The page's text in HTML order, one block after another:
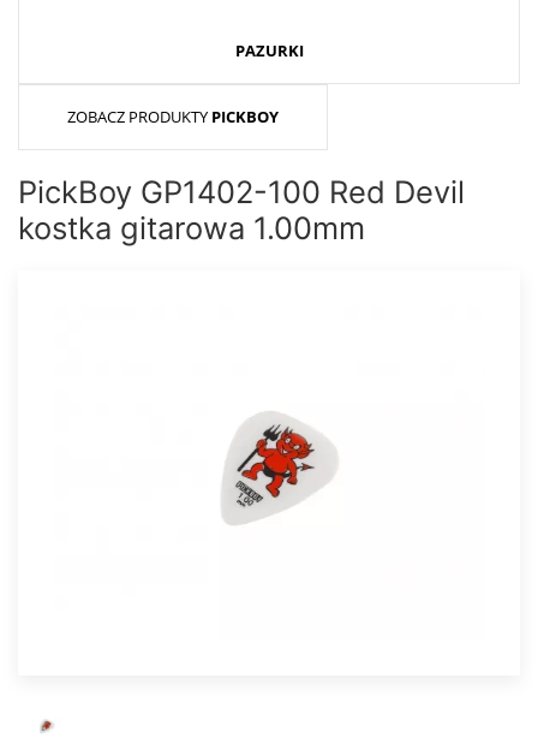
PAZURKI
ZOBACZ PRODUKTY PICKBOY
PickBoy GP1402-100 Red Devil
kostka gitarowa 1.00mm